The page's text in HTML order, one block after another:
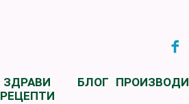
ЗДРАВИ
РЕЦЕПТИ
БЛОГ ПРОИЗВОДИ